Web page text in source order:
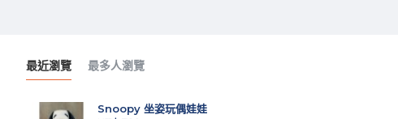
最近瀏覽 最多人瀏覽
Snoopy 坐姿玩偶娃娃